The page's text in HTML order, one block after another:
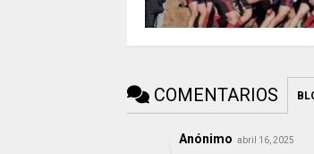
COMENTARIOS
Anónimo abril 16, 2025